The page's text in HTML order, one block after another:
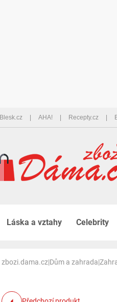
Blesk.cz AHA! Recepty.cz
Láska a vztahy Celebrity
zbozi.dama.cz|Dům a zahrada|